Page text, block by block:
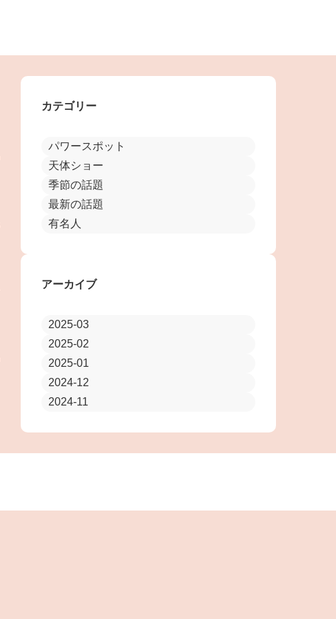
カテゴリー
パワースポット
天体ショー
季節の話題
最新の話題
有名人
アーカイブ
2025-03
2025-02
2025-01
2024-12
2024-11